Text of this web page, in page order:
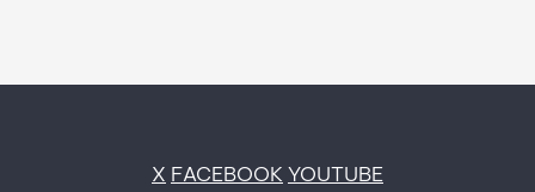
X FACEBOOK YOUTUBE